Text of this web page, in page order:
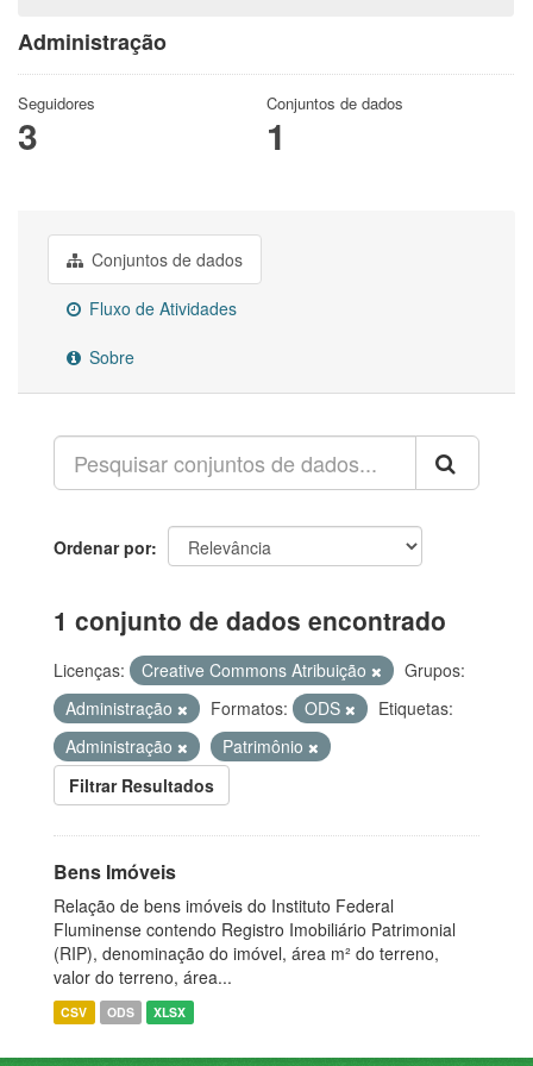
Administração
Seguidores
3
Conjuntos de dados
1
Conjuntos de dados
Fluxo de Atividades
Sobre
Ordenar por
1 conjunto de dados encontrado
Licenças: Creative Commons Atribuição
Grupos:
Administração
Formatos: ODS
Etiquetas:
Administração
Patrimônio
Filtrar Resultados
Bens Imóveis
Relação de bens imóveis do Instituto Federal
Fluminense contendo Registro Imobiliário Patrimonial
(RIP), denominação do imóvel, área m² do terreno,
valor do terreno, área...
CSV ODS XLSX